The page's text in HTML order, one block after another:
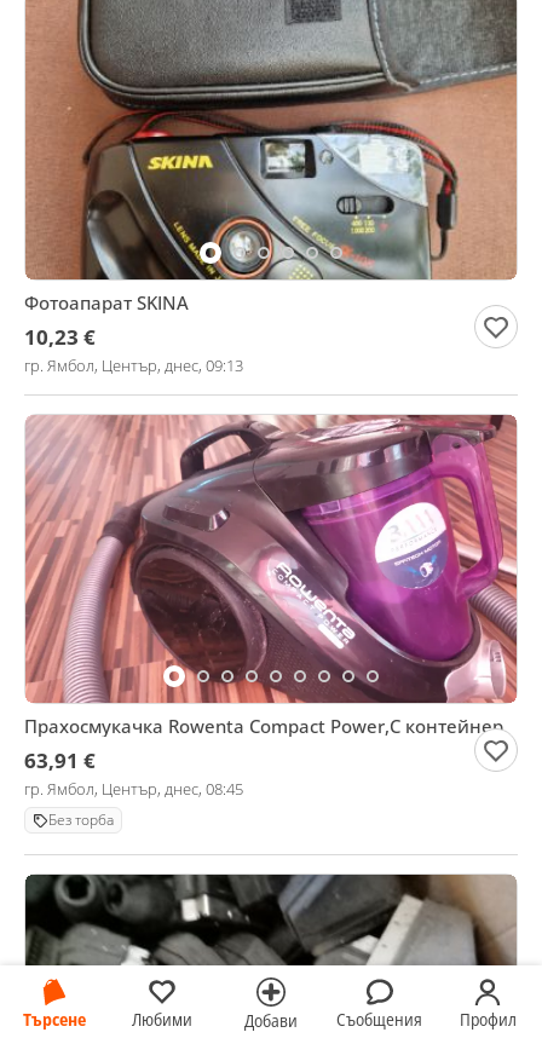
Търсене Любими Добави Съобщения Профил
Фотоапарат SKINA
10,23 €
гр. Ямбол, Център, днес, 09:13
Прахосмукачка Rowenta Compact Power,С контейнер
63,91 €
гр. Ямбол, Център, днес, 08:45
Без торба